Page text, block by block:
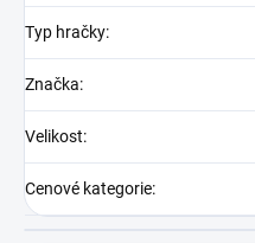
Typ hračky:
Značka:
Velikost:
Cenové kategorie: